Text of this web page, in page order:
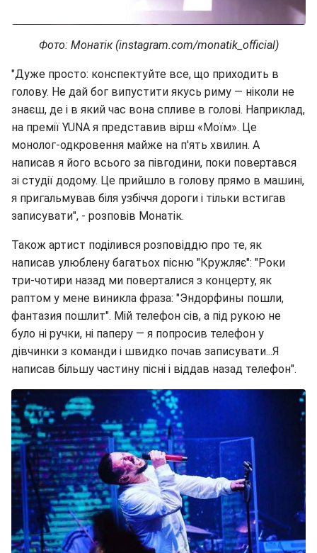
Фото: Монатік (instagram.com/monatik_official)
"Дуже просто: конспектуйте все, що приходить в
голову. Не дай бог випустити якусь риму — ніколи не
знаєш, де і в який час вона спливе в голові. Наприклад,
на премії YUNA я представив вірш «Моїм». Це
монолог-одкровення майже на п'ять хвилин. А
написав я його всього за півгодини, поки повертався
зі студії додому. Це прийшло в голову прямо в машині,
я пригальмував біля узбіччя дороги і тільки встигав
записувати", - розповів Монатік.
Також артист поділився розповіддю про те, як
написав улюблену багатьох пісню "Кружляє": "Роки
три-чотири назад ми поверталися з концерту, як
раптом у мене виникла фраза: "Эндорфины пошли,
фантазия пошлит". Мій телефон сів, а під рукою не
було ні ручки, ні паперу — я попросив телефон у
дівчинки з команди і швидко почав записувати...Я
написав більшу частину пісні і віддав назад телефон".